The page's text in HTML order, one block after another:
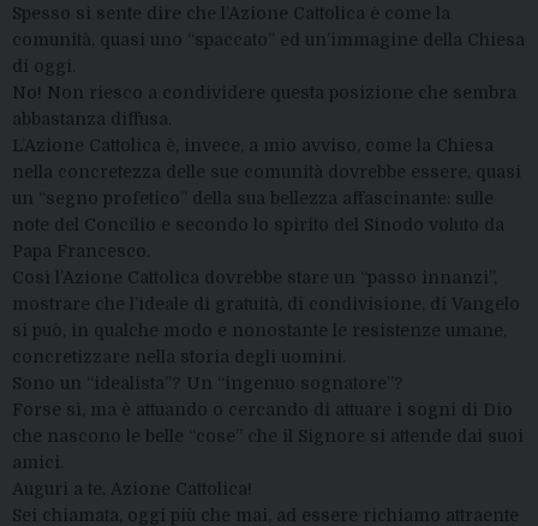
Spesso si sente dire che l’Azione Cattolica è come la
comunità, quasi uno “spaccato” ed un’immagine della Chiesa
di oggi.
No! Non riesco a condividere questa posizione che sembra
abbastanza diffusa.
L’Azione Cattolica è, invece, a mio avviso, come la Chiesa
nella concretezza delle sue comunità dovrebbe essere, quasi
un “segno profetico” della sua bellezza affascinante: sulle
note del Concilio e secondo lo spirito del Sinodo voluto da
Papa Francesco.
Così l’Azione Cattolica dovrebbe stare un “passo innanzi”,
mostrare che l’ideale di gratuità, di condivisione, di Vangelo
si può, in qualche modo e nonostante le resistenze umane,
concretizzare nella storia degli uomini.
Sono un “idealista”? Un “ingenuo sognatore”?
Forse sì, ma è attuando o cercando di attuare i sogni di Dio
che nascono le belle “cose” che il Signore si attende dai suoi
amici.
Auguri a te, Azione Cattolica!
Sei chiamata, oggi più che mai, ad essere richiamo attraente